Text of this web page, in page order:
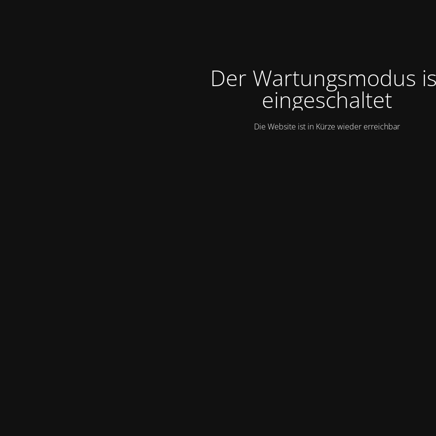
Der Wartungsmodus
eingeschaltet
Die Website ist in Kürze wieder erreichbar